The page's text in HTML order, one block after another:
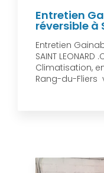
Entretien
réversible à
Entretien
SAINT
Climatisation,
Rang-du-Fliers